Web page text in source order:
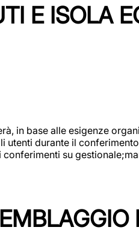
E ISOLA
in base alle esigenze
durante il
su